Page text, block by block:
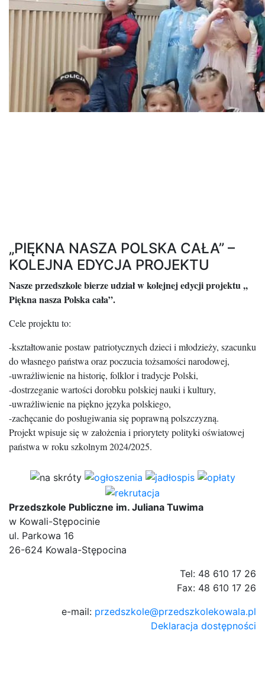
„PIĘKNA NASZA POLSKA CAŁA” –
KOLEJNA EDYCJA PROJEKTU
Nasze przedszkole bierze udział w kolejnej edycji projektu ,,
Piękna nasza Polska cała”.
Cele projektu to:
-kształtowanie postaw patriotycznych dzieci i młodzieży, szacunku
do własnego państwa oraz poczucia tożsamości narodowej,
-uwrażliwienie na historię, folklor i tradycje Polski,
-dostrzeganie wartości dorobku polskiej nauki i kultury,
-uwrażliwienie na piękno języka polskiego,
-zachęcanie do posługiwania się poprawną polszczyzną.
Projekt wpisuje się w założenia i priorytetypolityki oświatowej
państwa w roku szkolnym 2024/2025.
Przedszkole Publiczne im. Juliana Tuwima
w Kowali-Stępocinie
ul. Parkowa 16
26-624 Kowala-Stępocina
Tel: 48 610 17 26
Fax: 48 610 17 26
e-mail: przedszkole@przedszkolekowala.pl
Deklaracja dostępności